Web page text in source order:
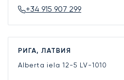
+34 915 907 299
РИГА, ЛАТВИЯ
Alberta iela 12-5 LV-1010